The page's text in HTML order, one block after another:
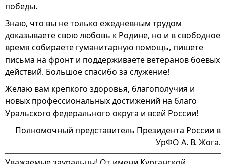
победы.
Знаю, что вы не только ежедневным трудом
доказываете свою любовь к Родине, но и в свободное
время собираете гуманитарную помощь, пишете
письма на фронт и поддерживаете ветеранов боевых
действий. Большое спасибо за служение!
Желаю вам крепкого здоровья, благополучия и
новых профессиональных достижений на благо
Уральского федерального округа и всей России!
Полномочный представитель Президента России в
УрФО А. В. Жога.